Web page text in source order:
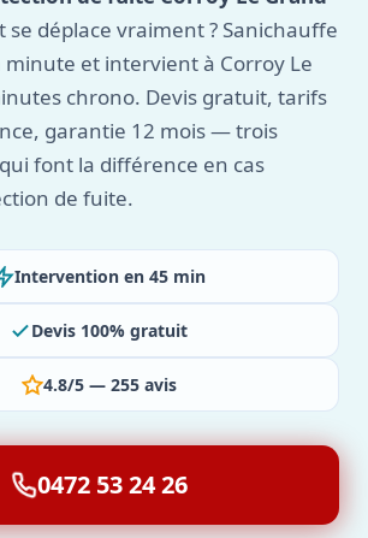
se déplace vraiment ? Sanichauffe
minute et intervient à Corroy Le
chrono. Devis gratuit, tarifs
garantie 12 mois — trois
font la différence en cas
de fuite.
Intervention en 45 min
Devis 100% gratuit
4.8/5 — 255 avis
0472 53 24 26